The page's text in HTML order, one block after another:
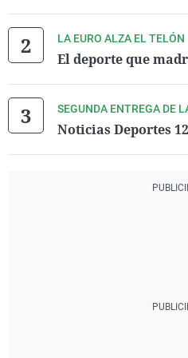
LA EURO ALZA EL TELÓN
El deporte que
SEGUNDA ENTREGA DE
Noticias Deportes